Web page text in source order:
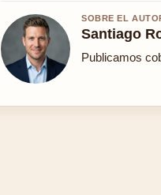
SOBRE EL
Santiago
Publicamos